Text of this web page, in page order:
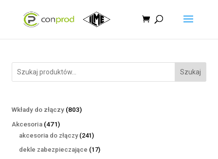
Szukaj
Wkłady do złączy 803803
Akcesoria 471471
produktów
akcesoria do złączy 241241
produktów
dekle zabezpieczające 1717